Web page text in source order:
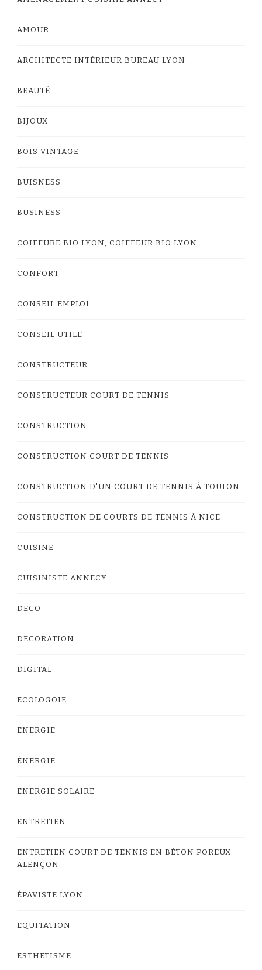
AMOUR
ARCHITECTE INTÉRIEUR BUREAU LYON
BEAUTÉ
BIJOUX
BOIS VINTAGE
BUISNESS
BUSINESS
COIFFURE BIO LYON, COIFFEUR BIO LYON
CONFORT
CONSEIL EMPLOI
CONSEIL UTILE
CONSTRUCTEUR
CONSTRUCTEUR COURT DE TENNIS
CONSTRUCTION
CONSTRUCTION COURT DE TENNIS
CONSTRUCTION D'UN COURT DE TENNIS À TOULON
CONSTRUCTION DE COURTS DE TENNIS À NICE
CUISINE
CUISINISTE ANNECY
DECO
DECORATION
DIGITAL
ECOLOGOIE
ENERGIE
ÉNERGIE
ENERGIE SOLAIRE
ENTRETIEN
ENTRETIEN COURT DE TENNIS EN BÉTON POREUX
ALENÇON
ÉPAVISTE LYON
EQUITATION
ESTHETISME